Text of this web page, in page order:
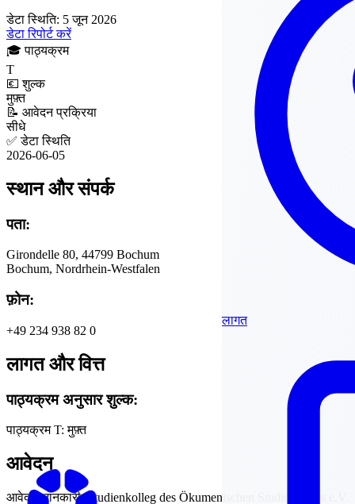
लागत
डेटा स्थिति: 5 जून 2026
डेटा रिपोर्ट करें
🎓 पाठ्यक्रम
T
💶 शुल्क
मुफ़्त
📝 आवेदन प्रक्रिया
सीधे
✅ डेटा स्थिति
2026-06-05
स्थान और संपर्क
पता:
Girondelle 80, 44799 Bochum
Bochum, Nordrhein-Westfalen
फ़ोन:
+49 234 938 82 0
लागत और वित्त
पाठ्यक्रम अनुसार शुल्क:
पाठ्यक्रम T:मुफ़्त
आवेदन
आवेदन जानकारी:
Studienkolleg des Ökumenischen Studienwerks e.V.